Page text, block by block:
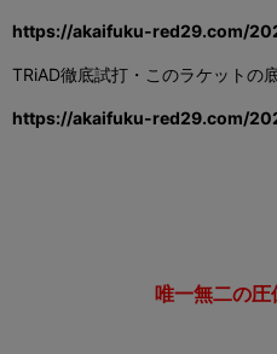
https://akaifuku-red29.com/
TRiAD徹底試打・このラケットの
https://akaifuku-red29.com/
唯一無二の